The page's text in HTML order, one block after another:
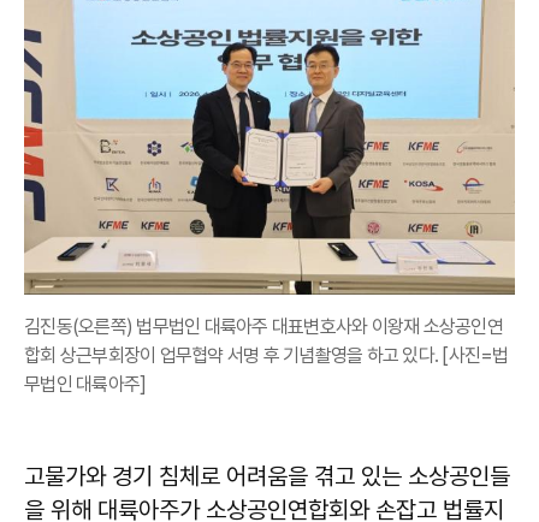
김진동(오른쪽) 법무법인 대륙아주 대표변호사와 이왕재 소상공인연
합회 상근부회장이 업무협약 서명 후 기념촬영을 하고 있다. [사진=법
무법인 대륙아주]
고물가와 경기 침체로 어려움을 겪고 있는 소상공인들
을 위해 대륙아주가 소상공인연합회와 손잡고 법률지